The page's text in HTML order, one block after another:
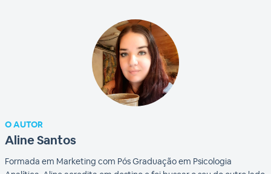
O AUTOR
Aline Santos
Formada em Marketing com Pós Graduação em Psicologia